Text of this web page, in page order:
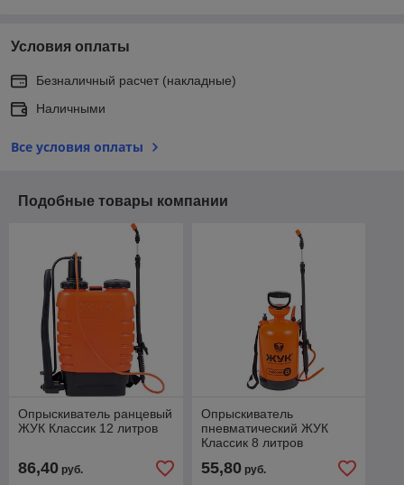
Условия оплаты
Безналичный расчет (накладные)
Наличными
Все условия оплаты
Подобные товары компании
Опрыскиватель ранцевый
ЖУК Классик 12 литров
86,40 руб.
Опрыскиватель
пневматический ЖУК
Классик 8 литров
55,80руб.